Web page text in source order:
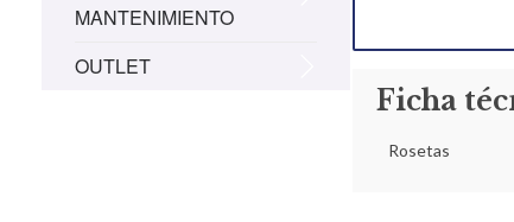
MANTENIMIENTO
OUTLET
Ficha
Rosetas